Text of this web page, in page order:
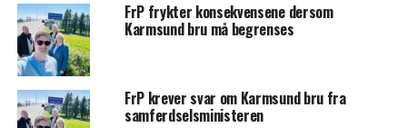
FrP frykter konsekvensene dersom
Karmsund bru må begrenses
FrP krever svar om Karmsund bru fra
samferdselsministeren